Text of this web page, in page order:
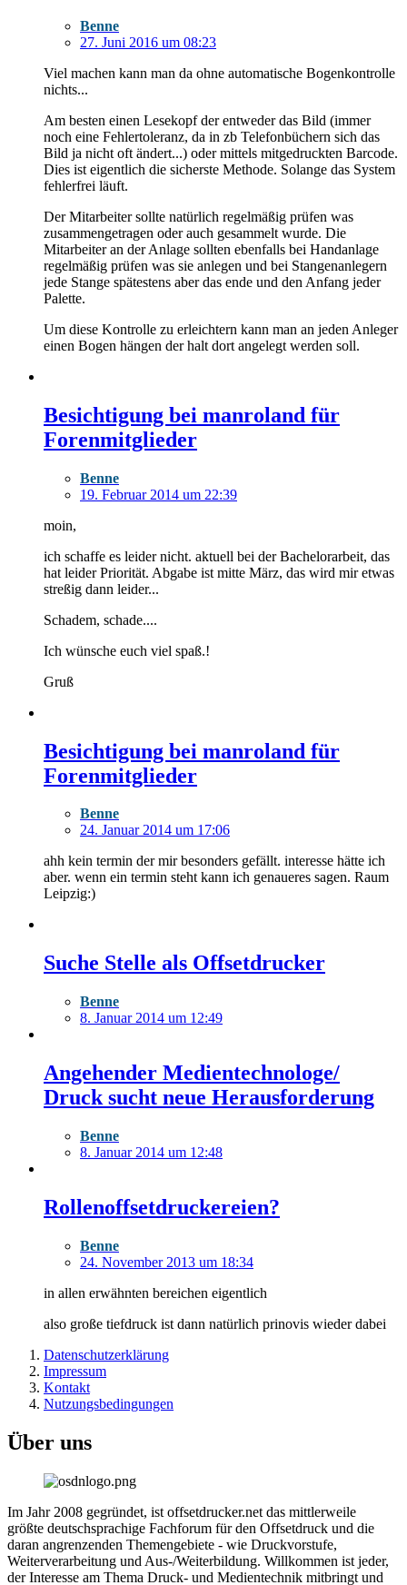
Benne
27. Juni 2016 um 08:23
Viel machen kann man da ohne automatische Bogenkontrolle
nichts...
Am besten einen Lesekopf der entweder das Bild (immer
noch eine Fehlertoleranz, da in zb Telefonbüchern sich das
Bild ja nicht oft ändert...) oder mittels mitgedruckten Barcode.
Dies ist eigentlich die sicherste Methode. Solange das System
fehlerfrei läuft.
Der Mitarbeiter sollte natürlich regelmäßig prüfen was
zusammengetragen oder auch gesammelt wurde. Die
Mitarbeiter an der Anlage sollten ebenfalls bei Handanlage
regelmäßig prüfen was sie anlegen und bei Stangenanlegern
jede Stange spätestens aber das ende und den Anfang jeder
Palette.
Um diese Kontrolle zu erleichtern kann man an jeden Anleger
einen Bogen hängen der halt dort angelegt werden soll.
Besichtigung bei manroland für
Forenmitglieder
Benne
19. Februar 2014 um 22:39
moin,
ich schaffe es leider nicht. aktuell bei der Bachelorarbeit, das
hat leider Priorität. Abgabe ist mitte März, das wird mir etwas
streßig dann leider...
Schadem, schade....
Ich wünsche euch viel spaß.!
Gruß
Besichtigung bei manroland für
Forenmitglieder
Benne
24. Januar 2014 um 17:06
ahh kein termin der mir besonders gefällt. interesse hätte ich
aber. wenn ein termin steht kann ich genaueres sagen. Raum
Leipzig:)
Suche Stelle als Offsetdrucker
Benne
8. Januar 2014 um 12:49
Angehender Medientechnologe/
Druck sucht neue Herausforderung
Benne
8. Januar 2014 um 12:48
Rollenoffsetdruckereien?
Benne
24. November 2013 um 18:34
in allen erwähnten bereichen eigentlich
also große tiefdruck ist dann natürlich prinovis wieder dabei
Datenschutzerklärung
Impressum
Kontakt
Nutzungsbedingungen
Über uns
Im Jahr 2008 gegründet, ist offsetdrucker.net das mittlerweile
größte deutschsprachige Fachforum für den Offsetdruck und die
daran angrenzenden Themengebiete - wie Druckvorstufe,
Weiterverarbeitung und Aus-/Weiterbildung. Willkommen ist jeder,
der Interesse am Thema Druck- und Medientechnik mitbringt und